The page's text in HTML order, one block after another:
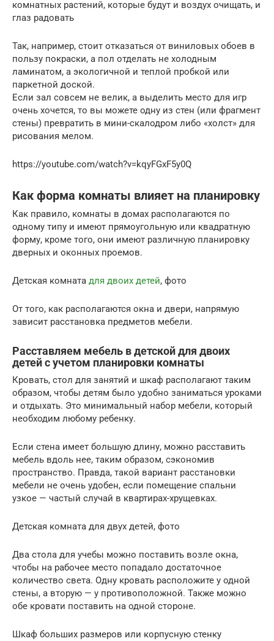
комнатных растений, которые будут и воздух очищать, и
глаз радовать
Так, например, стоит отказаться от виниловых обоев в
пользу покраски, а пол отделать не холодным
ламинатом, а экологичной и теплой пробкой или
паркетной доской.
Если зал совсем не велик, а выделить место для игр
очень хочется, то вы можете одну из стен (или фрагмент
стены) превратить в мини-скалодром либо «холст» для
рисования мелом.
https://youtube.com/watch?v=kqyFGxF5y0Q
Как форма комнаты влияет на планировку
Как правило, комнаты в домах располагаются по
одному типу и имеют прямоугольную или квадратную
форму, кроме того, они имеют различную планировку
дверных и оконных проемов.
Детская комната для двоих детей, фото
От того, как располагаются окна и двери, напрямую
зависит расстановка предметов мебели.
Расставляем мебель в детской для двоих
детей с учетом планировки комнаты
Кровать, стол для занятий и шкаф располагают таким
образом, чтобы детям было удобно заниматься уроками
и отдыхать. Это минимальный набор мебели, который
необходим любому ребенку.
Если стена имеет большую длину, можно расставить
мебель вдоль нее, таким образом, сэкономив
пространство. Правда, такой вариант расстановки
мебели не очень удобен, если помещение спальни
узкое — частый случай в квартирах-хрущевках.
Детская комната для двух детей, фото
Два стола для учебы можно поставить возле окна,
чтобы на рабочее место попадало достаточное
количество света. Одну кровать расположите у одной
стены, а вторую — у противоположной. Также можно
обе кровати поставить на одной стороне.
Шкаф больших размеров или корпусную стенку